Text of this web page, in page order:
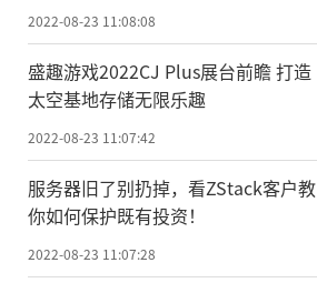
2022-08-23 11:08:08
盛趣游戏2022CJ Plus展台前瞻 打造
太空基地存储无限乐趣
2022-08-23 11:07:42
服务器旧了别扔掉，看ZStack客户教
你如何保护既有投资！
2022-08-23 11:07:28